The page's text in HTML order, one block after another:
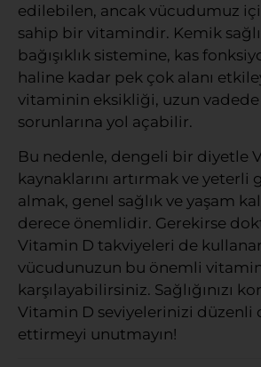
edilebilen, ancak vücudumuz
sahip bir vitamindir. Kemik
bağışıklık sistemine, kas
haline kadar pek çok alanı
vitaminin eksikliği, uzun vadede
sorunlarına yol açabilir.
Bu nedenle, dengeli bir diyetle
kaynaklarını artırmak ve yeterli
almak, genel sağlık ve yaşam
derece önemlidir. Gerekirse
Vitamin D takviyeleri de
vücudunuzun bu önemli vitamin
karşılayabilirsiniz. Sağlığınızı
Vitamin D seviyelerinizi düzenli
ettirmeyi unutmayın!